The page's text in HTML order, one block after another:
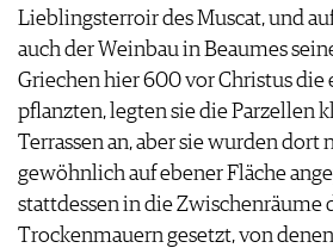
Lieblingsterroir des Muscat, und
auch der Weinbau in Beaumes
Griechen hier 600 vor Christus die
pflanzten, legten sie die Parzellen
Terrassen an, aber sie wurden dort
gewöhnlich auf ebener Fläche
stattdessen in die Zwischenräume
Trockenmauern gesetzt, von